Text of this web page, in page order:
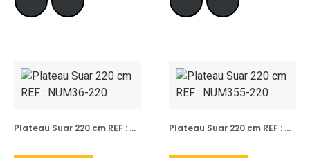
Plateau Suar 220 cm REF : NUM36-220 Plateau Suar 220 cm REF : NUM355-220